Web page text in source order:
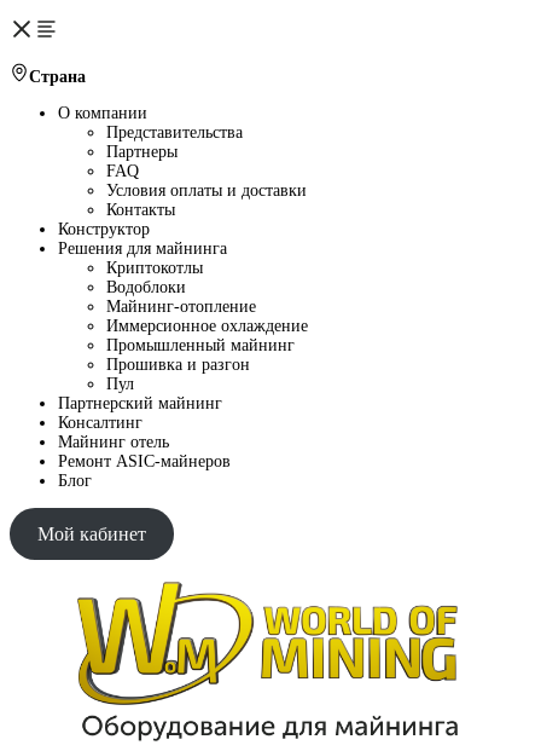
Страна
О компании
Представительства
Партнеры
FAQ
Условия оплаты и доставки
Контакты
Конструктор
Решения для майнинга
Криптокотлы
Водоблоки
Майнинг-отопление
Иммерсионное охлаждение
Промышленный майнинг
Прошивка и разгон
Пул
Партнерский майнинг
Консалтинг
Майнинг отель
Ремонт ASIC-майнеров
Блог
Мой кабинет